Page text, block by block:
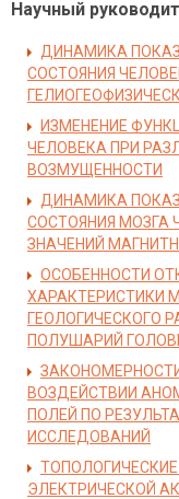
Научный
ДИНАМИКА
СОСТОЯНИЯ
ИЗМЕНЕНИЕ
ЧЕЛОВЕКА ПРИ
ВОЗМУЩЕННОСТИ
ДИНАМИКА
СОСТОЯНИЯ МОЗГА
ЗНАЧЕНИЙ
ОСОБЕННОСТИ
ХАРАКТЕРИСТИКИ
ГЕОЛОГИЧЕСКОГО
ПОЛУШАРИЙ
ВОЗДЕЙСТВИИ
ПОЛЕЙ ПО
ИССЛЕДОВАНИЙ
ЭЛЕКТРИЧЕСКОЙ